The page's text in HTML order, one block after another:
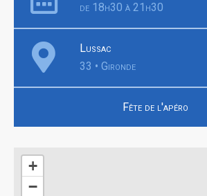
de 18h30 à 21h30
Lussac
33 • Gironde
Fête de l'apéro
+
−